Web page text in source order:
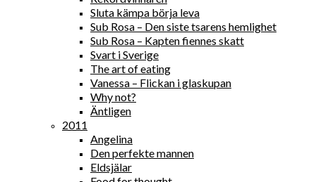
Sluta kämpa börja leva
Sub Rosa – Den siste tsarens hemlighet
Sub Rosa – Kapten fiennes skatt
Svart i Sverige
The art of eating
Vanessa – Flickan i glaskupan
Why not?
Äntligen
2011
Angelina
Den perfekte mannen
Eldsjälar